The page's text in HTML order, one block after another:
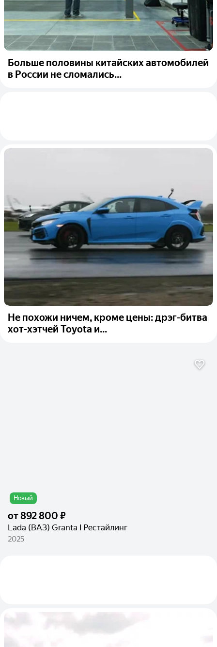
Больше половины китайских автомобилей
в России не сломались...
Не похожи ничем, кроме цены: дрэг-битва
хот-хэтчей Toyota и...
Новый
от892 800 ₽
Lada (ВАЗ) Granta I Рестайлинг
2025